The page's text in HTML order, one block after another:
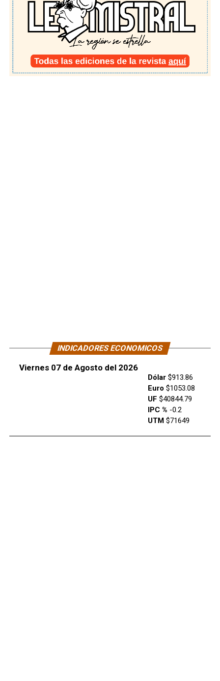
INDICADORES ECONOMICOS
Viernes 07 de Agosto del 2026
Dólar$913.86
Euro $1053.08
UF $40844.79
IPC % -0.2
UTM $71649